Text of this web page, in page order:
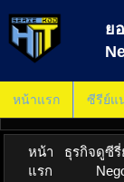
ย
หน้าแรก ซีรีย์แ
หน้า
แรก
ธุรกิจดูซีรี่